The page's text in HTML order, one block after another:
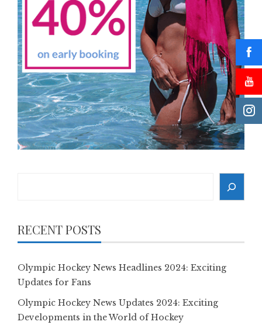
RECENT POSTS
Olympic Hockey News Headlines 2024: Exciting
Updates for Fans
Olympic Hockey News Updates 2024: Exciting
Developments in the World of Hockey